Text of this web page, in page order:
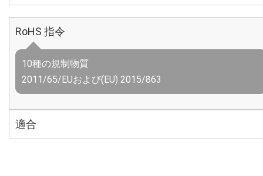
RoHS 指令
10種の規制物質
2011/65/EUおよび(EU) 2015/863
適合